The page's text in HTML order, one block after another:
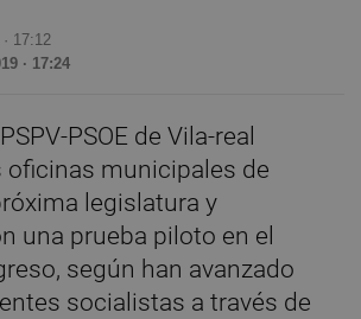
17:12
· 17:24
PSOE de Vila-real
oficinas municipales de
legislatura y
una prueba piloto en el
según han avanzado
socialistas a través de